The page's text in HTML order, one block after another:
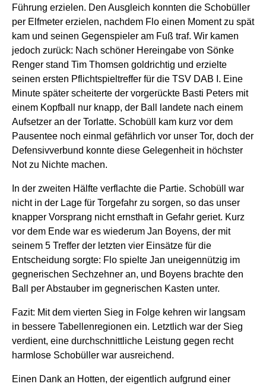
Führung erzielen. Den Ausgleich konnten die Schobüller
per Elfmeter erzielen, nachdem Flo einen Moment zu spät
kam und seinen Gegenspieler am Fuß traf. Wir kamen
jedoch zurück: Nach schöner Hereingabe von Sönke
Renger stand Tim Thomsen goldrichtig und erzielte
seinen ersten Pflichtspieltreffer für die TSV DAB I. Eine
Minute später scheiterte der vorgerückte Basti Peters mit
einem Kopfball nur knapp, der Ball landete nach einem
Aufsetzer an der Torlatte. Schobüll kam kurz vor dem
Pausentee noch einmal gefährlich vor unser Tor, doch der
Defensivverbund konnte diese Gelegenheit in höchster
Not zu Nichte machen.
In der zweiten Hälfte verflachte die Partie. Schobüll war
nicht in der Lage für Torgefahr zu sorgen, so das unser
knapper Vorsprang nicht ernsthaft in Gefahr geriet. Kurz
vor dem Ende war es wiederum Jan Boyens, der mit
seinem 5 Treffer der letzten vier Einsätze für die
Entscheidung sorgte: Flo spielte Jan uneigennützig im
gegnerischen Sechzehner an, und Boyens brachte den
Ball per Abstauber im gegnerischen Kasten unter.
Fazit: Mit dem vierten Sieg in Folge kehren wir langsam
in bessere Tabellenregionen ein. Letztlich war der Sieg
verdient, eine durchschnittliche Leistung gegen recht
harmlose Schobüller war ausreichend.
Einen Dank an Hotten, der eigentlich aufgrund einer